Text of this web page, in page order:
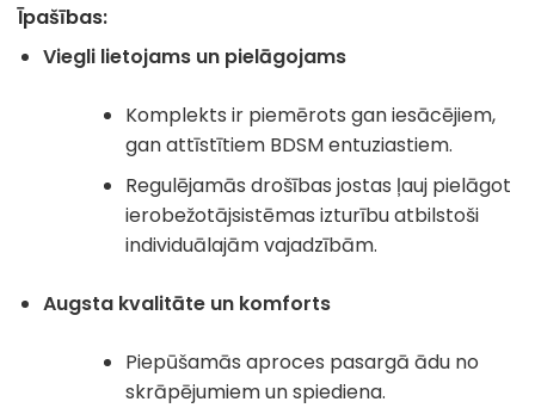
Īpašības:
Viegli lietojams un pielāgojams
Komplekts ir piemērots gan iesācējiem,
gan attīstītiem BDSM entuziastiem.
Regulējamās drošības jostas ļauj pielāgot
ierobežotājsistēmas izturību atbilstoši
individuālajām vajadzībām.
Augsta kvalitāte un komforts
Piepūšamās aproces pasargā ādu no
skrāpējumiem un spiediena.